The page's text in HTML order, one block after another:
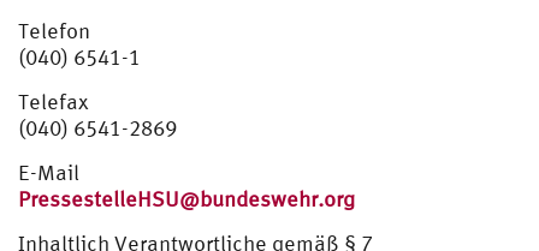
Telefon
(040) 6541-1
Telefax
(040) 6541-2869
E-Mail
PressestelleHSU@bundeswehr.org
Inhaltlich Verantwortliche gemäß § 7